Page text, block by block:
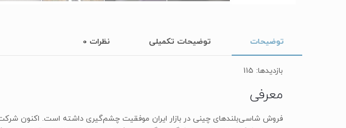
توضیحات توضیحات تکمیلی نظرات 0
بازدیدها: 115
معرفی